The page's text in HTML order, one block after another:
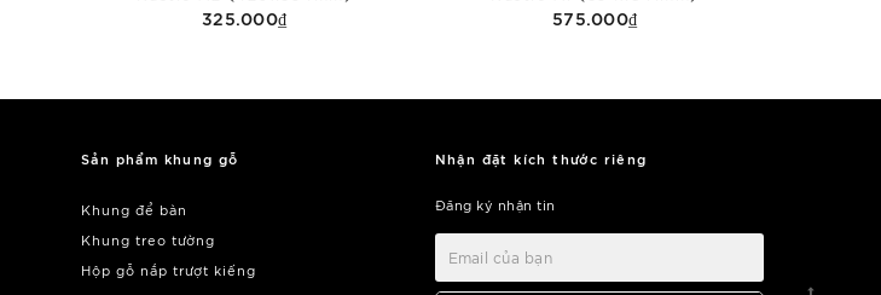
325.000₫ 575.000₫
Sản phẩm khung gỗ
Khung để bàn
Khung treo tường
Hộp gỗ nắp trượt kiếng
Nhận đặt kích thước riêng
Đăng ký nhận tin